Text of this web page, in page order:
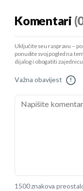
Komentari
Uključite se u raspravu –
ponudite svoj pogled na
dijalog i obogatiti
Važna obavijest !
1500 znakova